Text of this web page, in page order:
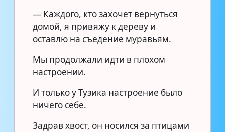
— Каждого, кто захочет вернуться
домой, я привяжу к дереву и
оставлю на съедение муравьям.
Мы продолжали идти в плохом
настроении.
И только у Тузика настроение было
ничего себе.
Задрав хвост, он носился за птицами